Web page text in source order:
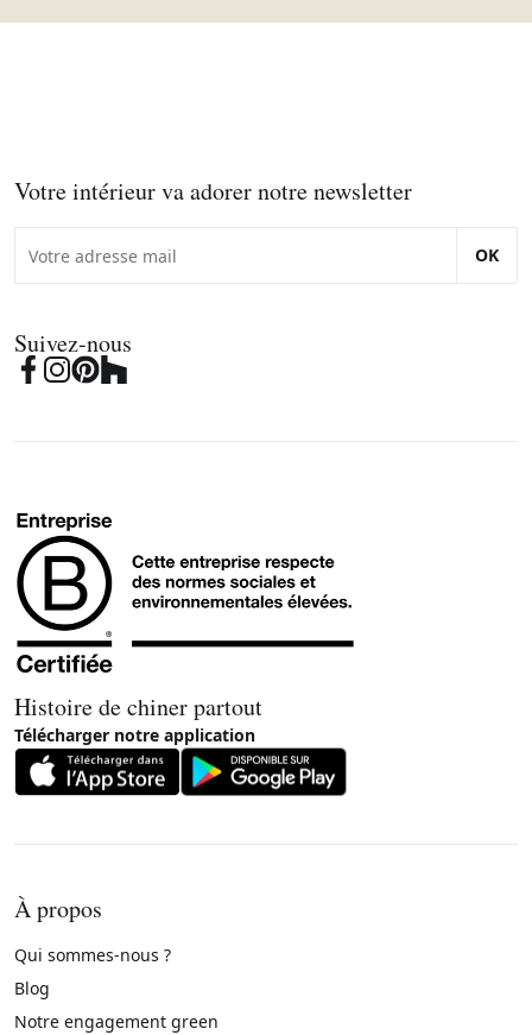
Votre intérieur va adorer notre newsletter
OK
Suivez-nous
Histoire de chiner partout
Télécharger notre application
À propos
Qui sommes-nous ?
Blog
Notre engagement green